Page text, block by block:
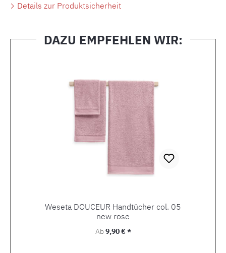
Details zur Produktsicherheit
DAZU EMPFEHLEN WIR:
Weseta DOUCEUR Handtücher col. 05
new rose
Regulärer Preis:
Ab9,90 € *